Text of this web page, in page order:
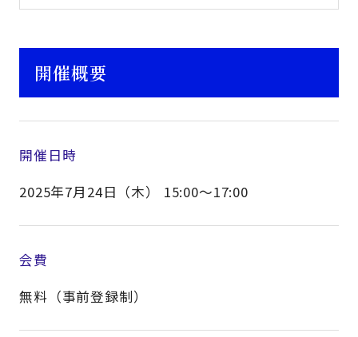
開催概要
開催日時
2025年7月24日（木） 15:00～17:00
会費
無料（事前登録制）